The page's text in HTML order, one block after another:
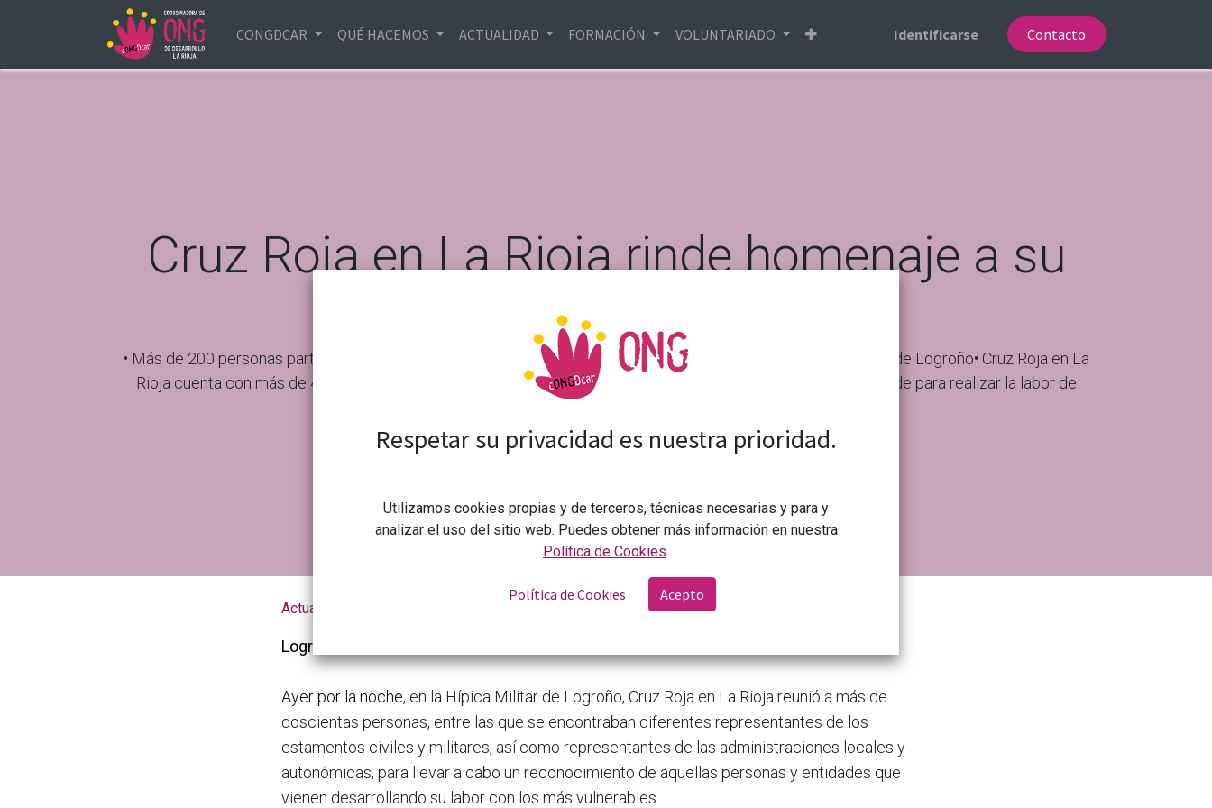
CONGDCAR QUÉ HACEMOS ACTUALIDAD FORMACIÓN VOLUNTARIADO Identificarse Contacto
Cruz Roja en La Rioja rinde homenaje a su
voluntariado
• Más de 200 personas participaron ayer por la noche en este emotivo acto, que se celebró en la Hípica Militar de Logroño• Cruz Roja en La
Rioja cuenta con más de 4.500 personas voluntarias, 365 de ellas dadas de alta durante el 2023• Nunca es tarde para realizar la labor de
Actualidad de la CONGDCAR Cruz Roja en La Rioja rinde homenaje a su voluntariado
Logroño, 2 de diciembre de 2023.
Ayer por la noche, en la Hípica Militar de Logroño, Cruz Roja en La Rioja reunió a más de
doscientas personas, entre las que se encontraban diferentes representantes de los
estamentos civiles y militares, así como representantes de las administraciones locales y
autonómicas, para llevar a cabo un reconocimiento de aquellas personas y entidades que
vienen desarrollando su labor con los más vulnerables.
Respetar su privacidad es nuestra prioridad.
Utilizamos cookies propias y de terceros, técnicas necesarias y para y
analizar el uso del sitio web. Puedes obtener más información en nuestra
Política de Cookies.
Política de Cookies Acepto